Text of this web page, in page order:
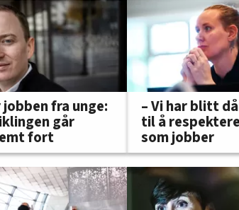
fra unge:
går
fort
– Vi har blitt
til å
som jobber